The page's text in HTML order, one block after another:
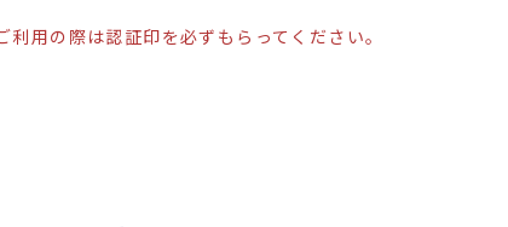
用の際は認証印を必ずもらってください。